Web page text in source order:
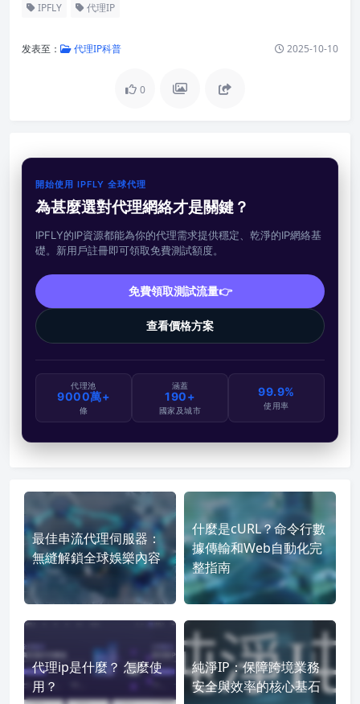
IPFLY 代理IP
发表至： 代理IP科普 2025-10-10
0
開始使用 IPFLY 全球代理
為甚麼選對代理網絡才是關鍵？
IPFLY的IP資源都能為你的代理需求提供穩定、乾淨的IP網絡基
礎。新用戶註冊即可領取免費測試額度。
免費領取測試流量👉
查看價格方案
代理池
9000萬+
條
涵蓋
190+
國家及城市
99.9%
使用率
最佳串流代理伺服器：
無縫解鎖全球娛樂內容
什麼是cURL？命令行數
據傳輸和Web自動化完
整指南
代理ip是什麼？ 怎麼使
用？
純淨IP：保障跨境業務
安全與效率的核心基石